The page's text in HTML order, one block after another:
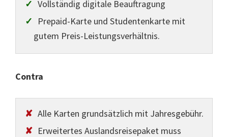
Vollständig digitale Beauftragung
Prepaid-Karte und Studentenkarte mit
gutem Preis-Leistungsverhältnis.
Contra
Alle Karten grundsätzlich mit Jahresgebühr.
Erweitertes Auslandsreisepaket muss